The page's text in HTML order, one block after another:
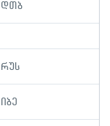
დთბ
რუს
იბე